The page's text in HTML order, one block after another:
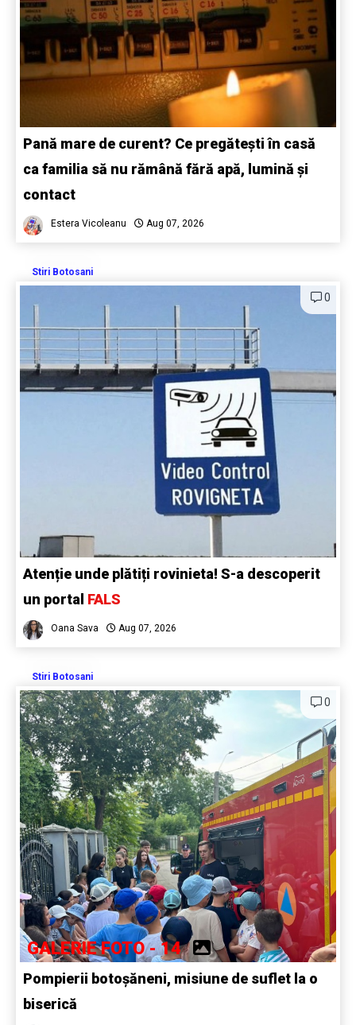
Pană mare de curent? Ce pregătești în casă
ca familia să nu rămână fără apă, lumină și
contact
Estera Vicoleanu Aug 07, 2026
Stiri Botosani
0
Atenție unde plătiți rovinieta! S-a descoperit
un portal FALS
Oana Sava Aug 07, 2026
Stiri Botosani
0
GALERIE FOTO - 14
Pompierii botoșăneni, misiune de suflet la o
biserică